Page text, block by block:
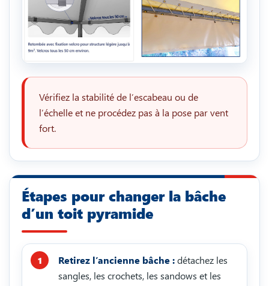
Vérifiez la stabilité de l’escabeau ou de
l’échelle et ne procédez pas à la pose par vent
fort.
Étapes pour changer la bâche
d’un toit pyramide
Retirez l’ancienne bâche :détachez les
sangles, les crochets, les sandows et les